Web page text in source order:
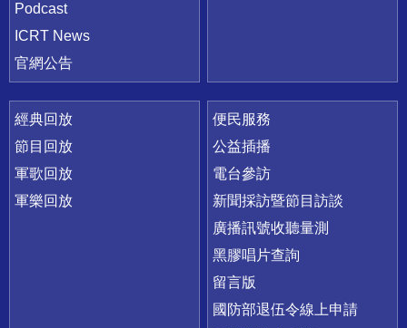
Podcast
ICRT News
官網公告
經典回放
節目回放
軍歌回放
軍樂回放
便民服務
公益插播
電台參訪
新聞採訪暨節目訪談
廣播訊號收聽量測
黑膠唱片查詢
留言版
國防部退伍令線上申請